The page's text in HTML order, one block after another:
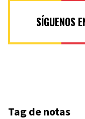
SÍGUENOS
Tag de notas